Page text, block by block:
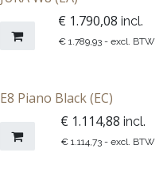
€ 1.790,08 incl.
€ 1.789,93- excl. BTW
E8 Piano Black (EC)
€ 1.114,88 incl.
€ 1.114,73- excl. BTW